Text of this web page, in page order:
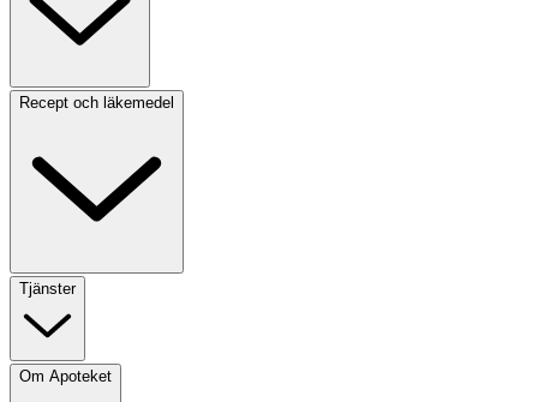
Recept och läkemedel
Tjänster
Om Apoteket